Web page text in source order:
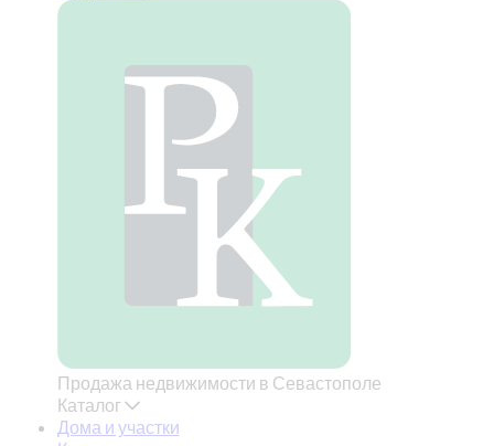
Продажа недвижимости в Севастополе
Каталог
Дома и участки